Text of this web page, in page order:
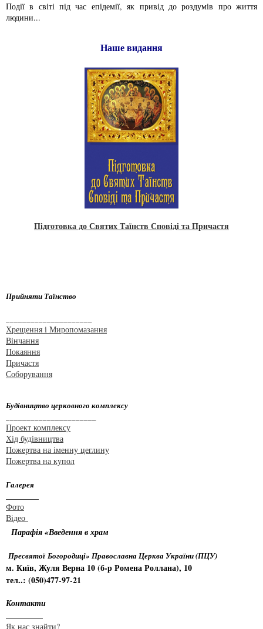
Події в світі під час епідемії, як привід до роздумів про життя
людини...
Наше видання
Підготовка до Святих Таїнств Сповіді та Причастя
Прийняти Таїнство
Хрещення і Миропомазання
Вінчання
Покаяння
Причастя
Соборування
Будівництво церковного комплексу
Проект комплексу
Хід будівництва
Пожертва на іменну цеглину
Пожертва на купол
Галерея
Фото
Відео
Парафія «Введення в храм
Пресвятої Богородиці» Православна Церква України (ПЦУ)
м. Київ, Жуля Верна 10 (б-р Ромена Роллана), 10
тел..: (050)477-97-21
Контакти
Як нас знайти?